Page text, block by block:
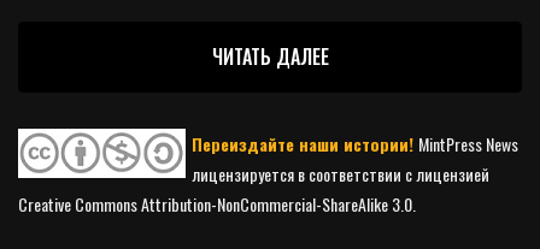
ЧИТАТЬ ДАЛЕЕ
Переиздайте наши истории! MintPress News
лицензируется в соответствии с лицензией
Creative Commons Attribution-NonCommercial-ShareAlike 3.0.